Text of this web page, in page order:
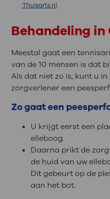
Thuisarts.nl.
Behandeling in
Meestal gaat een
van de 10 mensen is dat
Als dat niet zo is, kunt u
zorgverlener een
Zo gaat een
U krijgt eerst een
elleboog.
Daarna prikt de
de huid van uw
Dit gebeurt op de
aan het bot.